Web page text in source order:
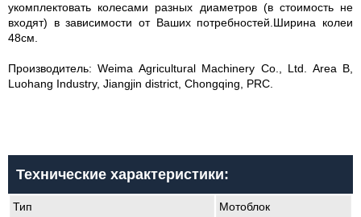
укомплектовать колесами разных диаметров (в стоимость не
входят) в зависимости от Ваших потребностей.Ширина колеи
48см.
Производитель: Weima Agricultural Machinery Co., Ltd. Area B,
Luohang Industry, Jiangjin district, Chongqing, PRC.
Технические характеристики:
Тип
Мотоблок